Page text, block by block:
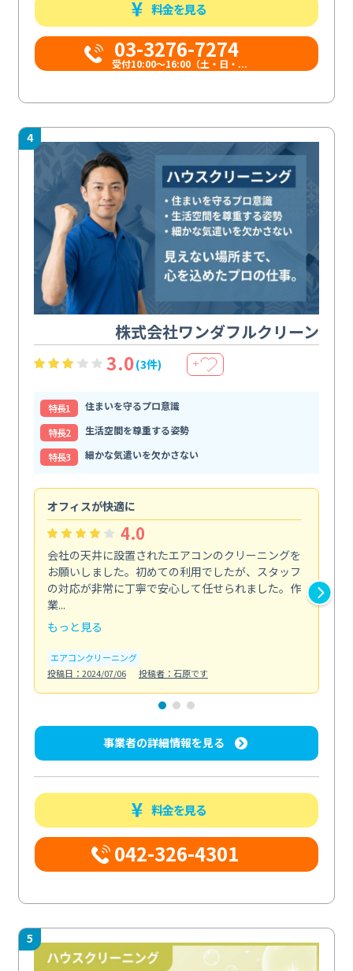
料金を見る
03-3276-7274
受付10:00〜16:00（土・日・...
4
株式会社ワンダフルクリーン
3.0(3件) ＋
特⻑1
住まいを守るプロ意識
特⻑2
生活空間を尊重する姿勢
特⻑3
細かな気遣いを欠かさない
オフィスが快適に
4.0
会社の天井に設置されたエアコンのクリーニングを
お願いしました。初めての利用でしたが、スタッフ
の対応が非常に丁寧で安心して任せられました。作
業...
もっと見る
エアコンクリーニング
投稿日：2024/07/06
投稿者：石原です
事業者の詳細情報を見る
料金を見る
042-326-4301
5